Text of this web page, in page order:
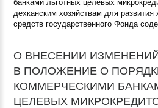
банками льготных целевых
дехканским хозяйствам для развития
средств государственного Фонда
О ВНЕСЕНИИ
В ПОЛОЖЕНИЕ О
КОММЕРЧЕСКИМИ
ЦЕЛЕВЫХ